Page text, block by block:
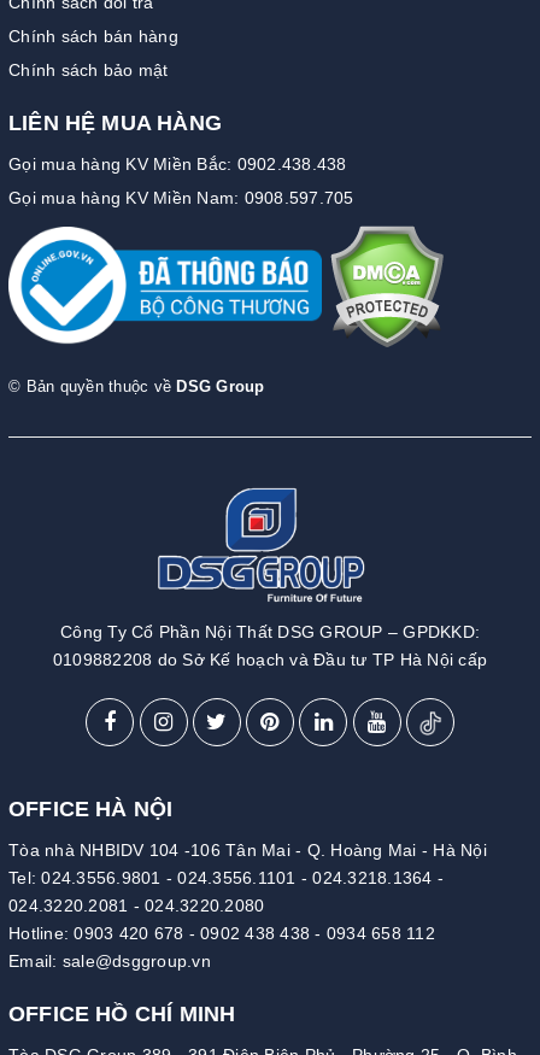
Chính sách bán hàng
Chính sách bảo mật
LIÊN HỆ MUA HÀNG
Gọi mua hàng KV Miền Bắc: 0902.438.438
Gọi mua hàng KV Miền Nam: 0908.597.705
© Bản quyền thuộc về DSG Group
Công Ty Cổ Phần Nội Thất DSG GROUP – GPDKKD:
0109882208 do Sở Kế hoạch và Đầu tư TP Hà Nội cấp
OFFICE HÀ NỘI
Tòa nhà NHBIDV 104 -106 Tân Mai - Q. Hoàng Mai - Hà Nội
Tel:024.3556.9801 -024.3556.1101 -024.3218.1364 -
024.3220.2081 - 024.3220.2080
Hotline:0903 420 678 - 0902 438 438 - 0934 658 112
Email: sale@dsggroup.vn
OFFICE HỒ CHÍ MINH